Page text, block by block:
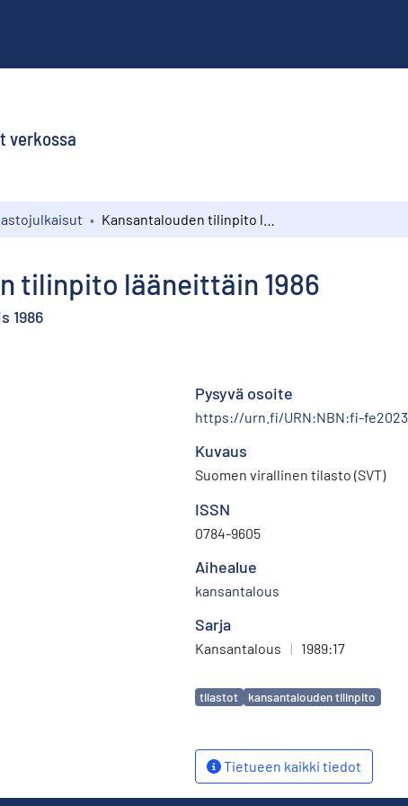
verkossa
tilinpito lääneittäin 1986
1986
Pysyvä osoite
https://urn.fi/URN:NBN:fi-
Kuvaus
Suomen virallinen tilasto (SVT)
ISSN
0784-9605
Aihealue
kansantalous
Sarja
Kansantalous | 1989:17
Avainsanat
tilastot kansantalouden tilinpito
Tietueen kaikki tiedot